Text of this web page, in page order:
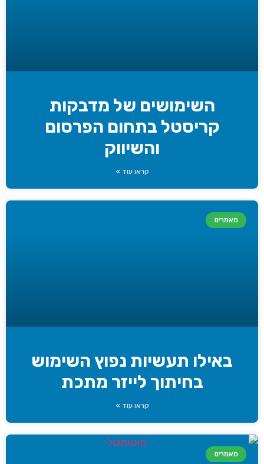
השימושים של מדבקות
קריסטל בתחום הפרסום
והשיווק
קראו עוד »
מאמרים
באילו תעשיות נפוץ השימוש
בחיתוך לייזר מתכת
קראו עוד »
מאמרים